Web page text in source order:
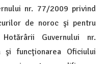
nr. 77/2009 privind
de noroc şi pentru
Guvernului nr.
şi funcţionarea Oficiului